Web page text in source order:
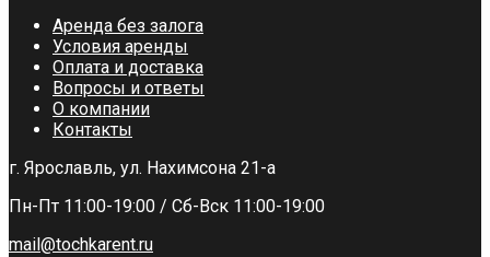
Аренда без залога
Условия аренды
Оплата и доставка
Вопросы и ответы
О компании
Контакты
г. Ярославль, ул. Нахимсона 21-а
Пн-Пт 11:00-19:00 / Сб-Вск 11:00-19:00
mail@tochkarent.ru